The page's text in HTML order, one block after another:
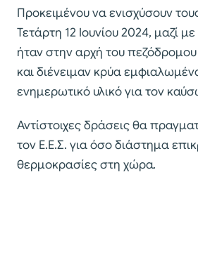
Προκειμένου να ενισχύσουν
Τετάρτη 12 Ιουνίου 2024, μαζί
ήταν στην αρχή του
και διένειμαν κρύα
ενημερωτικό υλικό για τον
Αντίστοιχες δράσεις θα
τον Ε.Ε.Σ. για όσο διάστημα
θερμοκρασίες στη χώρα.